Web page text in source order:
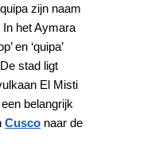
zijn naam
het Aymara
en ‘quipa’
stad ligt
El Misti
belangrijk
Cusco naar de